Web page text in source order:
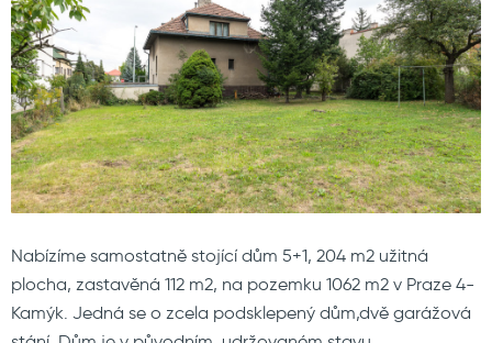
Nabízíme samostatně stojící dům 5+1, 204 m2 užitná
plocha, zastavěná 112 m2, na pozemku 1062 m2 v Praze 4-
Kamýk. Jedná se o zcela podsklepený dům,dvě garážová